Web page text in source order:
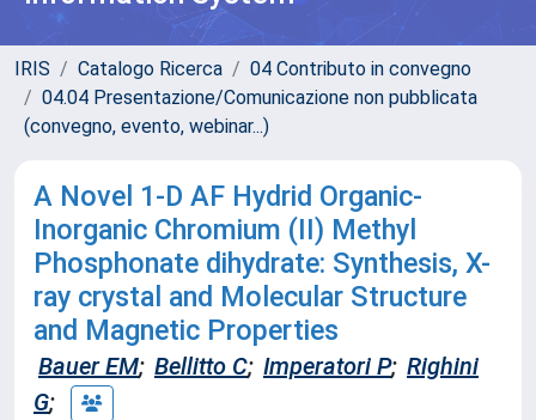
IRIS Catalogo Ricerca
04 Contributo in convegno
04.04 Presentazione/Comunicazione non pubblicata
(convegno, evento, webinar...)
A Novel 1-D AF Hydrid Organic-
Inorganic Chromium (II) Methyl
Phosphonate dihydrate: Synthesis, X-
ray crystal and Molecular Structure
and Magnetic Properties
Bauer EM; Bellitto C; Imperatori P; Righini
G;